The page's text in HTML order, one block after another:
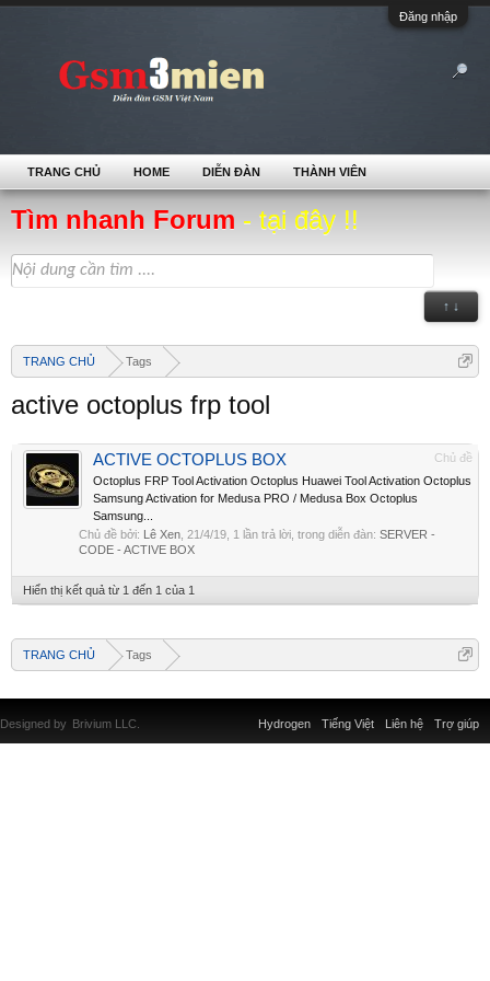
Đăng nhập
Tìm nhanh Forum - tại đây !!
↑ ↓
TRANG CHỦ Tags
active octoplus frp tool
Chủ đề
ACTIVE OCTOPLUS BOX
Octoplus FRP Tool Activation Octoplus Huawei Tool Activation Octoplus
Samsung Activation for Medusa PRO / Medusa Box Octoplus
Samsung...
Chủ đề bởi: Lê Xen 21/4/19 , 1 lần trả lời, trong diễn đàn: SERVER -
CODE - ACTIVE BOX
Hiển thị kết quả từ 1 đến 1 của 1
TRANG CHỦ Tags
TRANG CHỦ HOME DIỄN ĐÀN THÀNH VIÊN
Liên hệ Trợ giúp
Hydrogen Tiếng Việt
Designed by Brivium LLC.